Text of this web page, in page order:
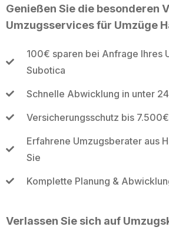
Genießen Sie die besonderen
Umzugsservices für Umzüge
100€ sparen bei Anfrage Ihres
Subotica
Schnelle Abwicklung in unter
Versicherungsschutz bis
Erfahrene Umzugsberater aus
Sie
Komplette Planung &
Verlassen Sie sich auf